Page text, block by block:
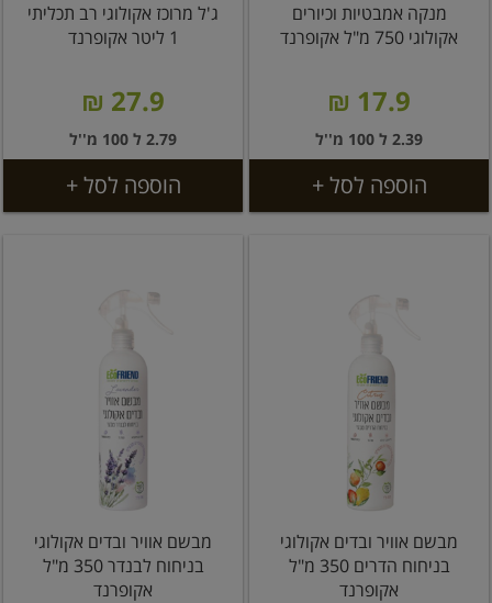
מנקה אמבטיות וכיורים
אקולוגי 750 מ"ל אקופרנד
17.9 ₪
2.39 ל 100 מ''ל
הוספה לסל +
ג'ל מרוכז אקולוגי רב תכליתי
1 ליטר אקופרנד
27.9 ₪
2.79 ל 100 מ''ל
הוספה לסל +
מבשם אוויר ובדים אקולוגי
בניחוח הדרים 350 מ"ל
אקופרנד
מבשם אוויר ובדים אקולוגי
בניחוח לבנדר 350 מ"ל
אקופרנד